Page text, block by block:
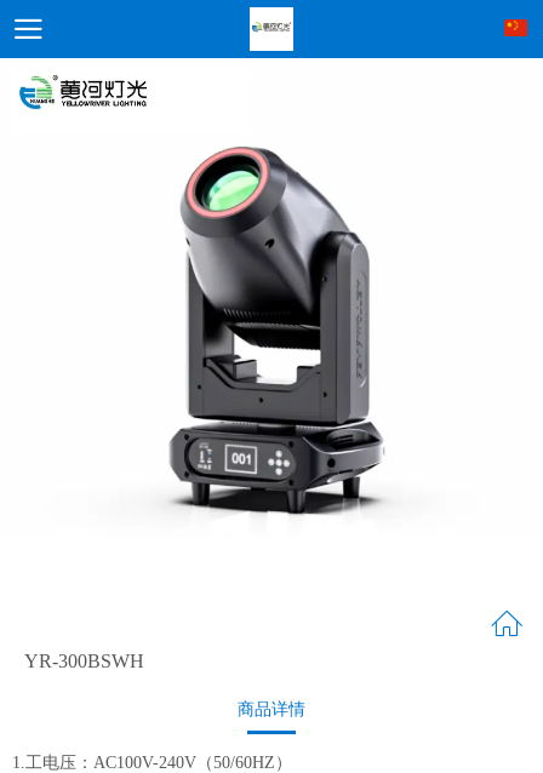
YR-300BSWH
商品详情
1.工电压：AC100V-240V（50/60HZ）